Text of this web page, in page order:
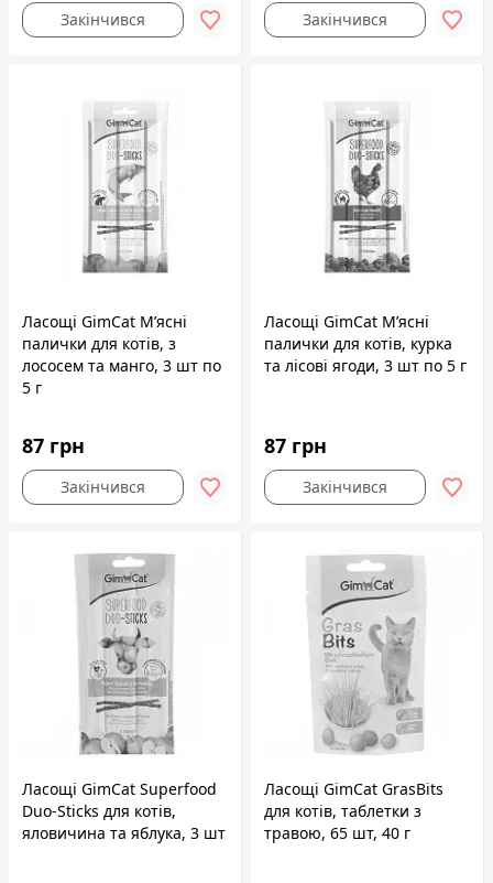
Закінчився Закінчився
Ласощі GimCat М’ясні
палички для котів, з
лососем та манго, 3 шт по
5 г
87 грн
Закінчився
Ласощі GimCat М’ясні
палички для котів, курка
та лісові ягоди, 3 шт по 5 г
87 грн
Закінчився
Ласощі GimCat Superfood
Duo-Sticks для котів,
яловичина та яблука, 3 шт
Ласощі GimCat GrasBits
для котів, таблетки з
травою, 65 шт, 40 г